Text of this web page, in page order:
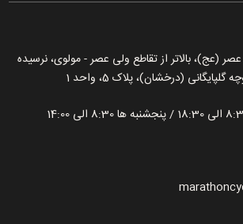
(عج)، بالاتر از تقاطع ولی عصر - مولوی، نرسیده
(درخشان)، پلاک 5، واحد 1